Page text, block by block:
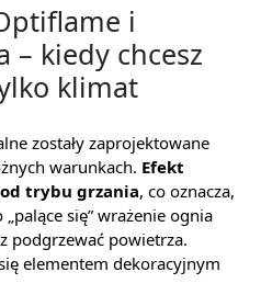
i
– kiedy chcesz
klimat
zostały zaprojektowane
warunkach. Efekt
trybu grzania, co oznacza,
się” wrażenie ognia
podgrzewać powietrza.
elementem dekoracyjnym